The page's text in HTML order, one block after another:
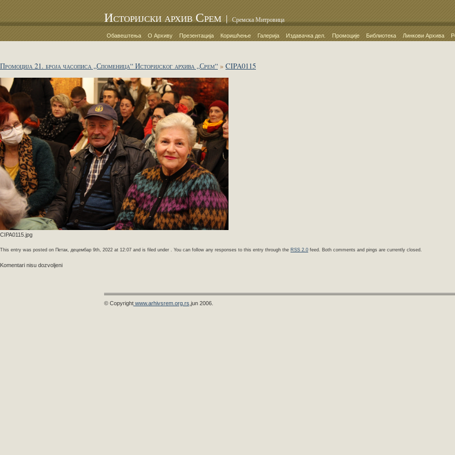
Историјски архив Срем Сремска Митровица
Обавештења О Архиву Презентација Коришћење Галерија Издавачка дел. Промоције Библиотека Линкови Архива
Промоција 21. броја часописа „Споменица“ Историјског архива „Срем“ » CIPA0115
CIPA0115.jpg
This entry was posted on Петак, децембар 9th, 2022 at 12:07 and is filed under . You can follow any responses to this entry through the RSS 2.0 feed. Both comments and pings are currently closed.
Komentari nisu dozvoljeni
© Copyrightwww.arhivsrem.org.rs ,jun 2006.